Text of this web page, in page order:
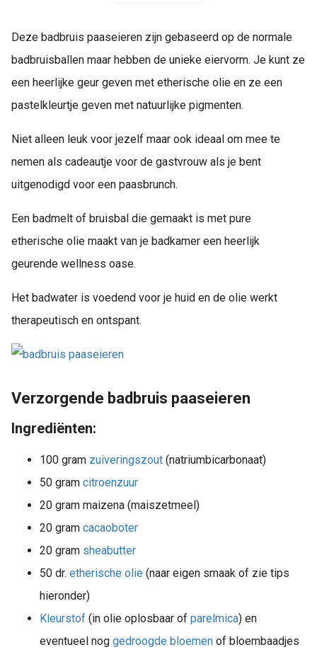
Deze badbruis paaseieren zijn gebaseerd op de normale
badbruisballen maar hebben de unieke eiervorm. Je kunt ze
een heerlijke geur geven met etherische olie en ze een
pastelkleurtje geven met natuurlijke pigmenten.
Niet alleen leuk voor jezelf maar ook ideaal om mee te
nemen als cadeautje voor de gastvrouw als je bent
uitgenodigd voor een paasbrunch.
Een badmelt of bruisbal die gemaakt is met pure
etherische olie maakt van je badkamer een heerlijk
geurende wellness oase.
Het badwater is voedend voor je huid en de olie werkt
therapeutisch en ontspant.
Verzorgende badbruis paaseieren
Ingrediënten:
100 gram zuiveringszout (natriumbicarbonaat)
50 gram citroenzuur
20 gram maizena (maiszetmeel)
20 gram cacaoboter
20 gram sheabutter
50 dr. etherische olie (naar eigen smaak of zie tips
hieronder)
Kleurstof (in olie oplosbaar of parelmica) en
eventueel nog gedroogde bloemen of bloembaadjes